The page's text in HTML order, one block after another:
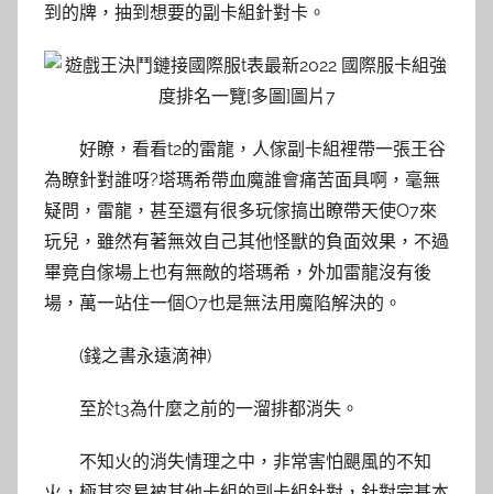
到的牌，抽到想要的副卡組針對卡。
好瞭，看看t2的雷龍，人傢副卡組裡帶一張王谷
為瞭針對誰呀?塔瑪希帶血魔誰會痛苦面具啊，毫無
疑問，雷龍，甚至還有很多玩傢搞出瞭帶天使O7來
玩兒，雖然有著無效自己其他怪獸的負面效果，不過
畢竟自傢場上也有無敵的塔瑪希，外加雷龍沒有後
場，萬一站住一個O7也是無法用魔陷解決的。
(錢之書永遠滴神)
至於t3為什麼之前的一溜排都消失。
不知火的消失情理之中，非常害怕颶風的不知